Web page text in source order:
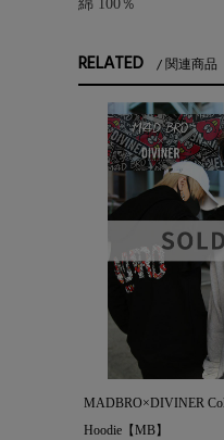
綿 100％
RELATED 関連商品
MADBRO×DIVINER
Hoodie【MB】